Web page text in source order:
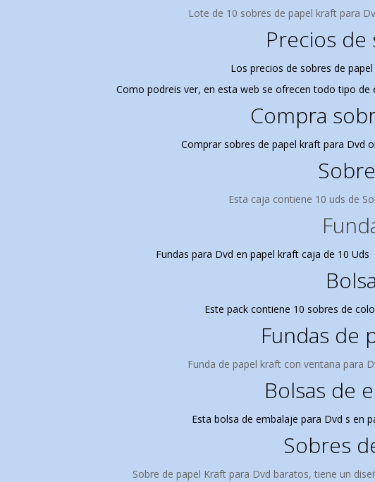
Lote de 10 sobres de papel kraft para
Precios
Los precios de sobres de
Como podreis ver, en esta web se ofrecen todo tipo
Compra
Comprar sobres de papel kraft para Dvd
Esta caja contiene 10 uds de
Fundas para Dvd en papel kraft caja de 10
Este pack contiene 10 sobres de
Fundas de
Funda de papel kraft con ventana para
Bolsas de
Esta bolsa de embalaje para Dvd s en
Sobres
Sobre de papel Kraft para Dvd baratos, tiene un